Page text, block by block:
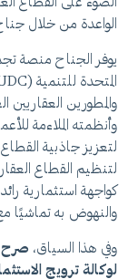
الواعدة من خلال
يوفر الجناح منصة
والمطورين العقاريين
وأنظمته الملاءمة
لتعزيز جاذبية
كواجهة استثمارية
والنهوض به تماشيًا مع
وفي هذا السياق، صرح
لوكالة ترويج